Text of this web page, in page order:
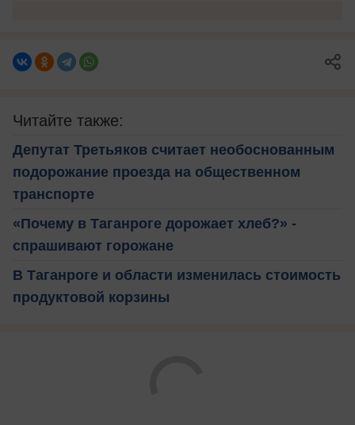
Читайте также:
Депутат Третьяков считает необоснованным
подорожание проезда на общественном
транспорте
«Почему в Таганроге дорожает хлеб?» -
спрашивают горожане
В Таганроге и области изменилась стоимость
продуктовой корзины